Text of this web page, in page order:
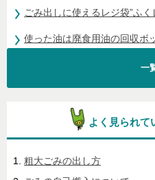
ごみ出しに使えるレジ袋”ふく
使った油は廃食用油の回収ボ
一
よく見られて
粗大ごみの出し方